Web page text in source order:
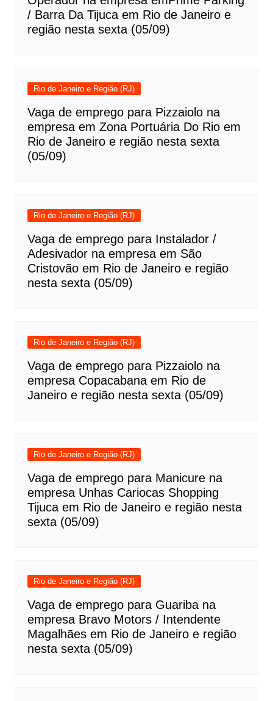
/ Barra Da Tijuca em Rio de Janeiro e
região nesta sexta (05/09)
Rio de Janeiro e Região (RJ)
Vaga de emprego para Pizzaiolo na
empresa em Zona Portuária Do Rio em
Rio de Janeiro e região nesta sexta
(05/09)
Rio de Janeiro e Região (RJ)
Vaga de emprego para Instalador /
Adesivador na empresa em São
Cristovão em Rio de Janeiro e região
nesta sexta (05/09)
Rio de Janeiro e Região (RJ)
Vaga de emprego para Pizzaiolo na
empresa Copacabana em Rio de
Janeiro e região nesta sexta (05/09)
Rio de Janeiro e Região (RJ)
Vaga de emprego para Manicure na
empresa Unhas Cariocas Shopping
Tijuca em Rio de Janeiro e região nesta
sexta (05/09)
Rio de Janeiro e Região (RJ)
Vaga de emprego para Guariba na
empresa Bravo Motors / Intendente
Magalhães em Rio de Janeiro e região
nesta sexta (05/09)